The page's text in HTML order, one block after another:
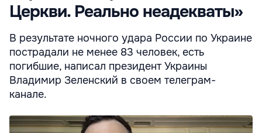
Церкви. Реально неадекваты»
В результате ночного удара России по Украине
пострадали не менее 83 человек, есть
погибшие, написал президент Украины
Владимир Зеленский в своем телеграм-
канале.